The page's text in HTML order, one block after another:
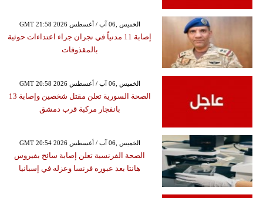
GMT 21:58 2026 الخميس ,06 آب / أغسطس
إصابة 11 مدنياً في نجران جراء اعتداءات حوثية
بالمقذوفات
GMT 20:58 2026 الخميس ,06 آب / أغسطس
الصحة السورية تعلن مقتل شخصين وإصابة 13
بانفجار مركبة قرب دمشق
GMT 20:54 2026 الخميس ,06 آب / أغسطس
الصحة الفرنسية تعلن إصابة سائح بفيروس
هانتا بعد عبوره فرنسا وعزله في إسبانيا